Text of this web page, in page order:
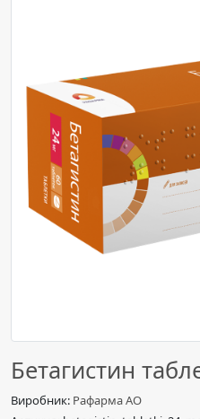
Бетагистин
Виробник: Рафарма АО